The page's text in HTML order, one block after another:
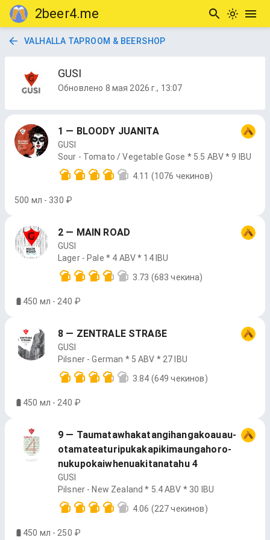
2beer4.me
VALHALLA TAPROOM & BEERSHOP
GUSI
Обновлено 8 мая 2026 г., 13:07
1 — BLOODY JUANITA
GUSI
Sour - Tomato / Vegetable Gose * 5.5 ABV * 9 IBU
4.11 (1076 чекинов)
500 мл - 330 ₽
2 — MAIN ROAD
GUSI
Lager - Pale * 4 ABV * 14 IBU
3.73 (683 чекина)
450 мл - 240 ₽
8 — ZENTRALE STRAẞE
GUSI
Pilsner - German * 5 ABV * 27 IBU
3.84 (649 чекинов)
450 мл - 240 ₽
9 — Tau­ma­ta­wha­ka­tan­gi­han­ga­ko­au­au­
ota­ma­tea­tu­ri­pu­ka­ka­pi­ki­ma­un­ga­ho­ro­
nu­ku­po­ka­iwhe­nu­aki­ta­na­ta­hu 4
GUSI
Pilsner - New Zealand * 5.4 ABV * 30 IBU
4.06 (227 чекинов)
450 мл - 250 ₽